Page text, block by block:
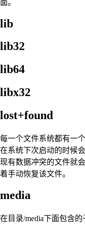
面。
lib
lib32
lib64
libx32
lost+found
每一个文件系统都有一
在系统下次启动的时候
现有数据冲突的文件就
着手动恢复该文件。
media
在目录/media下面包含